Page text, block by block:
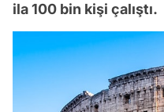
ila 100 bin kişi çalıştı.